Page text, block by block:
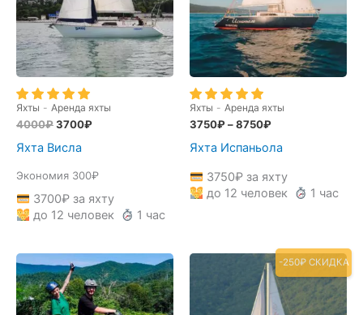
Яхты - Аренда яхты
4000₽Первоначальная
составляла
3700₽Текущая
Яхта Висла
Экономия 300₽
3700₽за яхту
до 12 человек
1 час
Яхты - Аренда яхты
3750₽–8750₽
Яхта Испаньола
3750₽за яхту
до 12 человек
1 час
-250₽ СКИДКА